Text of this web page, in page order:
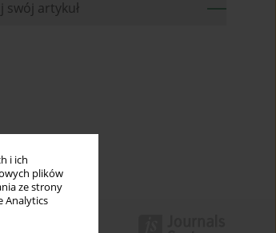
i ich
plików
ze strony
Analytics
swój artykuł